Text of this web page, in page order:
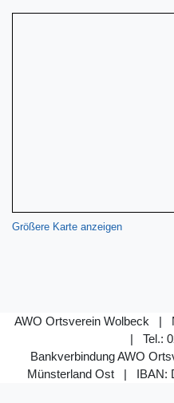
Größere Karte anzeigen
AWO Ortsverein Wolbeck |
| Tel.:
Bankverbindung AWO
Münsterland Ost | IBAN: